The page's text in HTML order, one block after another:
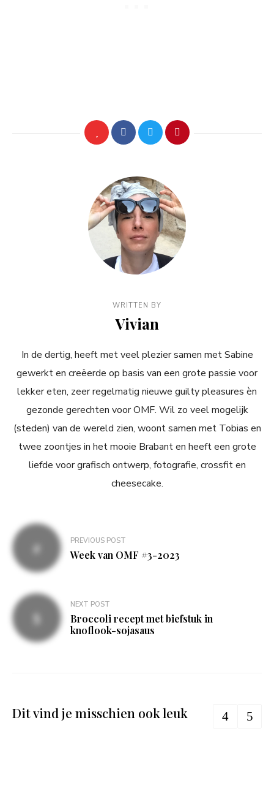
WRITTEN BY
Vivian
In de dertig, heeft met veel plezier samen met Sabine
gewerkt en creëerde op basis van een grote passie voor
lekker eten, zeer regelmatig nieuwe guilty pleasures èn
gezonde gerechten voor OMF. Wil zo veel mogelijk
(steden) van de wereld zien, woont samen met Tobias en
twee zoontjes in het mooie Brabant en heeft een grote
liefde voor grafisch ontwerp, fotografie, crossfit en
cheesecake.
Bericht
navigatie
PREVIOUS POST
Week van OMF #3-2023
NEXT POST
Broccoli recept met biefstuk in
knoflook-sojasaus
Dit vind je misschien ook leuk